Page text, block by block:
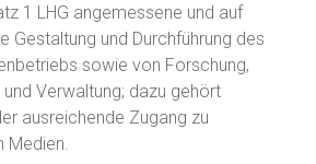
1 LHG angemessene und auf
Gestaltung und Durchführung des
sowie von Forschung,
und Verwaltung; dazu gehört
ausreichende Zugang zu
Medien.